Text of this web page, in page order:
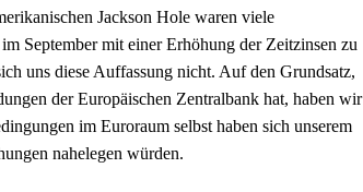
Jackson Hole waren viele
September mit einer Erhöhung der Zeitzinsen zu
uns diese Auffassung nicht. Auf den Grundsatz,
der Europäischen Zentralbank hat, haben wir
im Euroraum selbst haben sich unserem
nahelegen würden.